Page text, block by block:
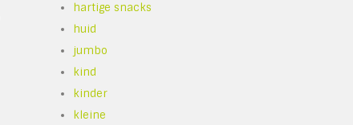
hartige snacks
huid
jumbo
kind
kinder
kleine